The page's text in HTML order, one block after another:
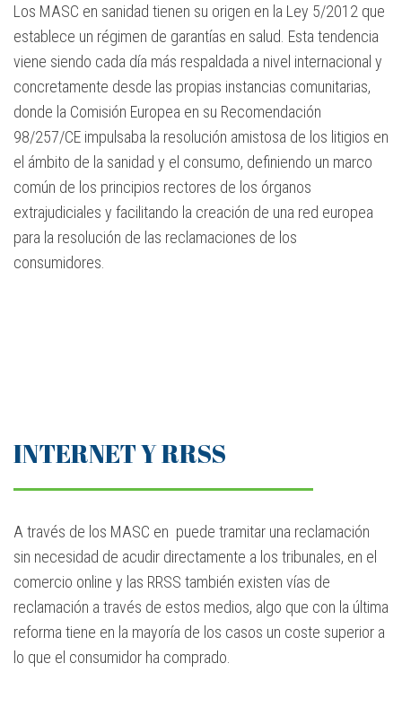
Los MASC en sanidad tienen su origen en la Ley 5/2012 que
establece un régimen de garantías en salud. Esta tendencia
viene siendo cada día más respaldada a nivel internacional y
concretamente desde las propias instancias comunitarias,
donde la Comisión Europea en su Recomendación
98/257/CE impulsaba la resolución amistosa de los litigios en
el ámbito de la sanidad y el consumo, definiendo un marco
común de los principios rectores de los órganos
extrajudiciales y facilitando la creación de una red europea
para la resolución de las reclamaciones de los
consumidores.
INTERNET Y RRSS
A través de los MASC en puede tramitar una reclamación
sin necesidad de acudir directamente a los tribunales, en el
comercio online y las RRSS también existen vías de
reclamación a través de estos medios, algo que con la última
reforma tiene en la mayoría de los casos un coste superior a
lo que el consumidor ha comprado.